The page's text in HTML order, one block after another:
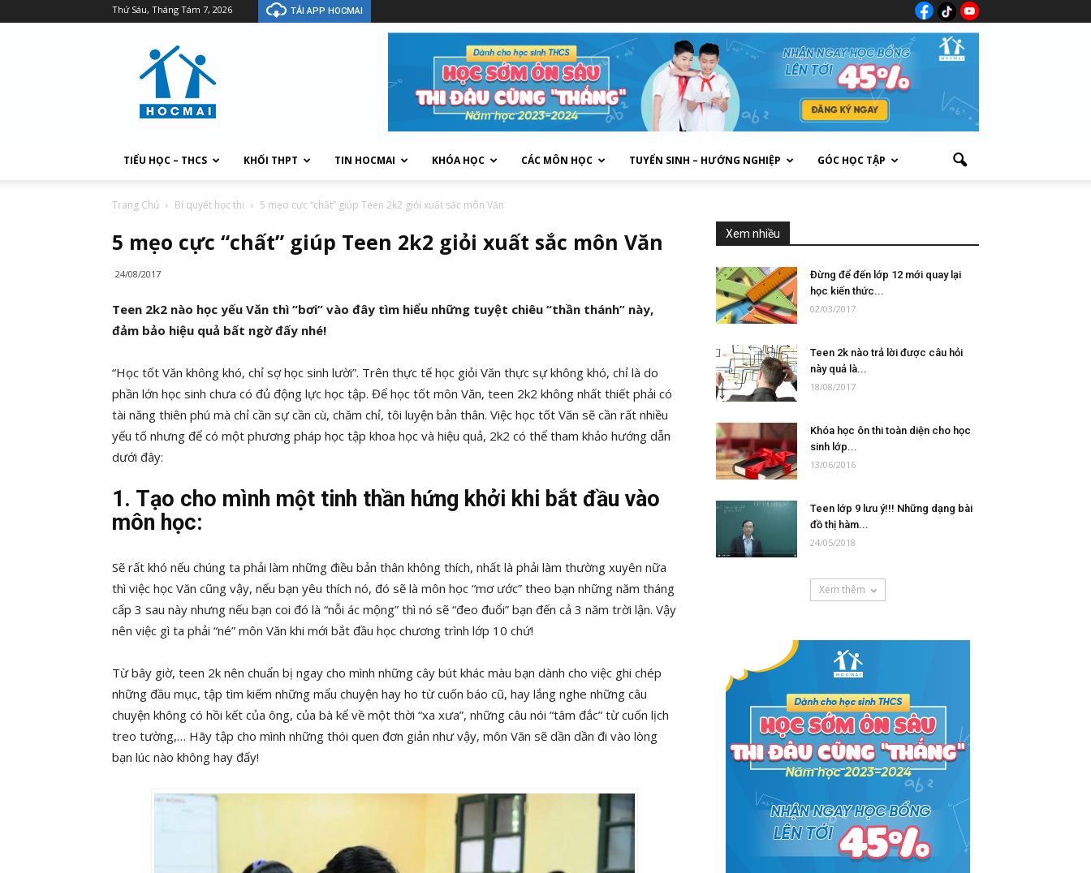
Thứ Sáu, Tháng Tám 7, 2026 TẢI APP HOCMAI
TIỂU HỌC – THCS KHỐI THPT TIN HOCMAI KHÓA HỌC CÁC MÔN HỌC TUYỂN SINH – HƯỚNG NGHIỆP GÓC HỌC TẬP
Trang Chủ Bí quyết học thi 5 mẹo cực “chất” giúp Teen 2k2 giỏi xuất sắc môn Văn
5 mẹo cực “chất” giúp Teen 2k2 giỏi xuất sắc môn Văn
24/08/2017
Teen 2k2 nào học yếu Văn thì “bơi” vào đây tìm hiểu những tuyệt chiêu “thần thánh” này,
đảm bảo hiệu quả bất ngờ đấy nhé!
“Học tốt Văn không khó, chỉ sợ học sinh lười”. Trên thực tế học giỏi Văn thực sự không khó, chỉ là do
phần lớn học sinh chưa có đủ động lực học tập. Để học tốt môn Văn, teen 2k2 không nhất thiết phải có
tài năng thiên phú mà chỉ cần sự cần cù, chăm chỉ, tôi luyện bản thân. Việc học tốt Văn sẽ cần rất nhiều
yếu tố nhưng để có một phương pháp học tập khoa học và hiệu quả, 2k2 có thể tham khảo hướng dẫn
dưới đây:
1. Tạo cho mình một tinh thần hứng khởi khi bắt đầu vào
môn học:
Sẽ rất khó nếu chúng ta phải làm những điều bản thân không thích, nhất là phải làm thường xuyên nữa
thì việc học Văn cũng vậy, nếu bạn yêu thích nó, đó sẽ là môn học “mơ ước” theo bạn những năm tháng
cấp 3 sau này nhưng nếu bạn coi đó là “nỗi ác mộng” thì nó sẽ “đeo đuổi” bạn đến cả 3 năm trời lận. Vậy
nên việc gì ta phải “né” môn Văn khi mới bắt đầu học chương trình lớp 10 chứ!
Từ bây giờ, teen 2k nên chuẩn bị ngay cho mình những cây bút khác màu bạn dành cho việc ghi chép
những đầu mục, tập tìm kiếm những mẩu chuyện hay ho từ cuốn báo cũ, hay lắng nghe những câu
chuyện không có hồi kết của ông, của bà kể về một thời “xa xưa”, những câu nói “tâm đắc” từ cuốn lịch
treo tường,… Hãy tập cho mình những thói quen đơn giản như vậy, môn Văn sẽ dần dần đi vào lòng
bạn lúc nào không hay đấy!
Xem nhiều
Đừng để đến lớp 12 mới quay lại
học kiến thức...
02/03/2017
Teen 2k nào trả lời được câu hỏi
này quả là...
18/08/2017
Khóa học ôn thi toàn diện cho học
sinh lớp...
13/06/2016
Teen lớp 9 lưu ý!!! Những dạng bài
đồ thị hàm...
24/05/2018
Xem thêm